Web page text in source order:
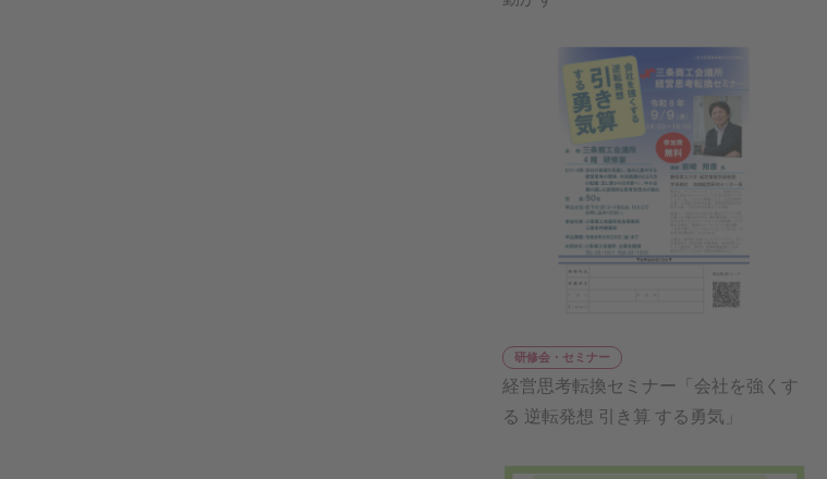
研修会・セミナー
経営思考転換セミナー「会社を強くす
る 逆転発想 引き算 する勇気」